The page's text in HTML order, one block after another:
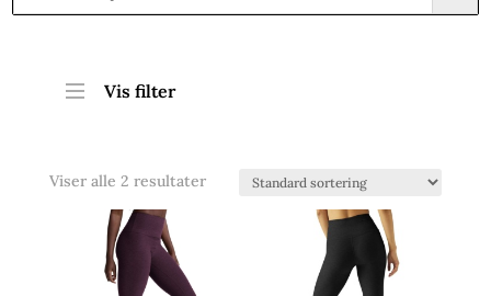
Vis filter
Viser alle 2 resultater